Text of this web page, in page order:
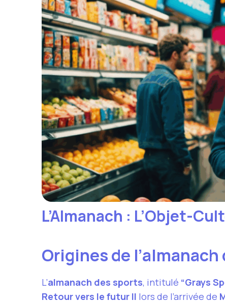
L’Almanach : L’Objet-
Origines de
L’almanach des sports, intitulé “Grays
Retour vers le futur II lors de l’arrivée de